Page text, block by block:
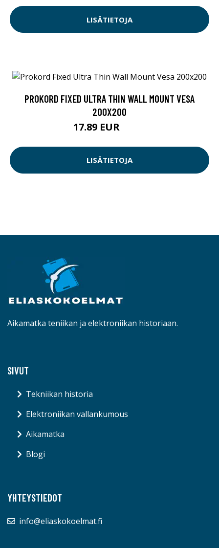
LISÄTIETOJA
PROKORD FIXED ULTRA THIN WALL MOUNT VESA
200X200
17.89 EUR
LISÄTIETOJA
Aikamatka teniikan ja elektroniikan historiaan.
SIVUT
Tekniikan historia
Elektroniikan vallankumous
Aikamatka
Blogi
YHTEYSTIEDOT
info@eliaskokoelmat.fi